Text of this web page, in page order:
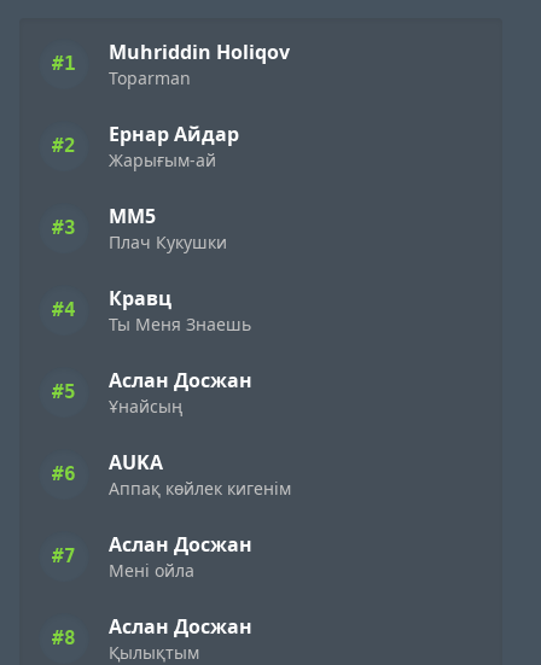
#1 Muhriddin Holiqov
Toparman
#2 Ернар Айдар
Жарығым-ай
#3 ММ5
Плач Кукушки
#4 Кравц
Ты Меня Знаешь
#5 Аслан Досжан
Ұнайсың
#6 AUKA
Аппақ көйлек кигенім
#7 Аслан Досжан
Мені ойла
#8 Аслан Досжан
Қылықтым